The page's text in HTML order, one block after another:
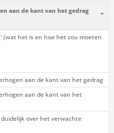
aan de kant van het gedrag
-
(wat het is en hoe het zou moeten
aan de kant van het gedrag
aan de kant van het
duidelijk over het verwachte